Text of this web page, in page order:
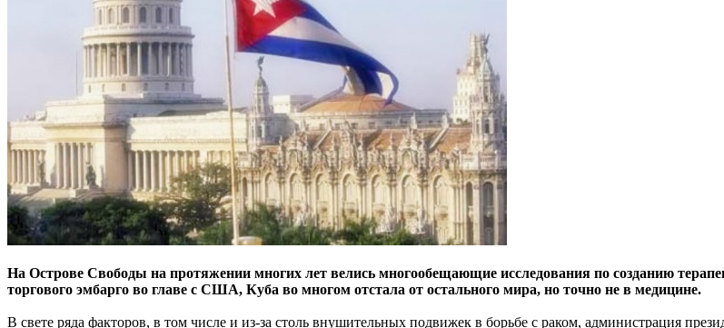
На Острове Свободы на протяжении многих лет велись многообещающие исследования по созданию
торгового эмбарго во главе с США, Куба во многом отстала от остального мира, но точно не в медицине.
В свете ряда факторов, в том числе и из-за столь внушительных подвижек в борьбе с раком, администрация